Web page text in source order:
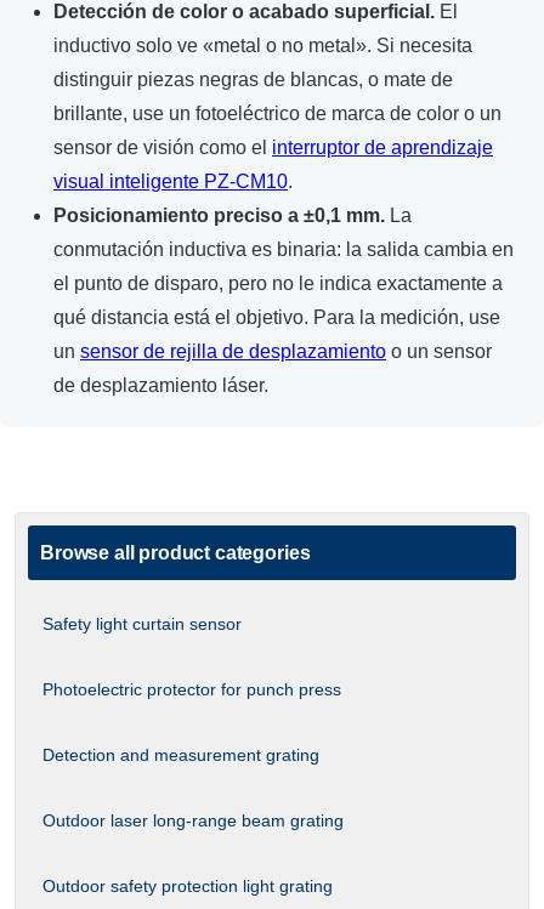
Detección de color o acabado superficial. El
inductivo solo ve «metal o no metal». Si necesita
distinguir piezas negras de blancas, o mate de
brillante, use un fotoeléctrico de marca de color o un
sensor de visión como el interruptor de aprendizaje
visual inteligente PZ-CM10.
Posicionamiento preciso a ±0,1 mm. La
conmutación inductiva es binaria: la salida cambia en
el punto de disparo, pero no le indica exactamente a
qué distancia está el objetivo. Para la medición, use
un sensor de rejilla de desplazamiento o un sensor
de desplazamiento láser.
Browse all product categories
Safety light curtain sensor
Photoelectric protector for punch press
Detection and measurement grating
Outdoor laser long-range beam grating
Outdoor safety protection light grating